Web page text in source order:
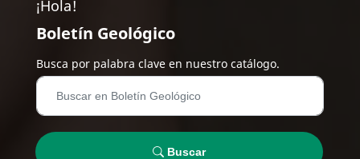
¡Hola!
Boletín Geológico
Busca por palabra clave en nuestro catálogo.
Buscar